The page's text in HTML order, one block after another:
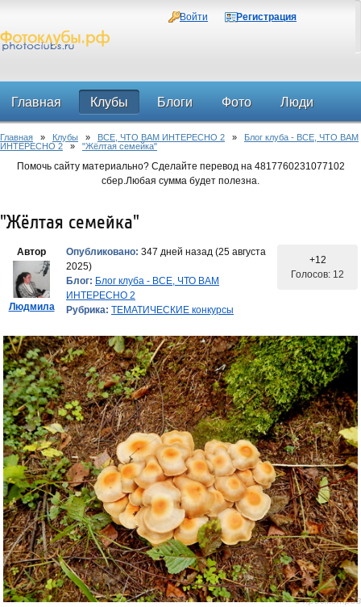
Войти Регистрация
Главная Клубы Блоги Фото Люди
Форум
Главная » Клубы » ВСЕ, ЧТО ВАМ ИНТЕРЕСНО 2 » Блог клуба - ВСЕ, ЧТО ВАМ
ИНТЕРЕСНО 2 » "Жёлтая семейка"
Помочь сайту материально? Сделайте перевод на 4817760231077102
сбер.Любая сумма будет полезна.
"Жёлтая семейка"
Автор
Людмила
Опубликовано: 347 дней назад (25 августа
2025)
Блог: Блог клуба - ВСЕ, ЧТО ВАМ
ИНТЕРЕСНО 2
Рубрика: ТЕМАТИЧЕСКИЕ конкурсы
+12
Голосов: 12
0 просмотров